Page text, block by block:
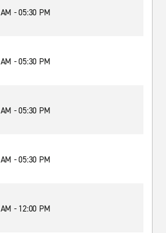
- 05:30 PM
- 05:30 PM
- 05:30 PM
- 05:30 PM
- 12:00 PM